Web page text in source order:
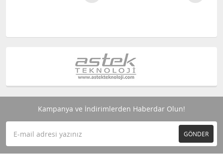
Kampanya ve İndirimlerden Haberdar Olun!
GÖNDER